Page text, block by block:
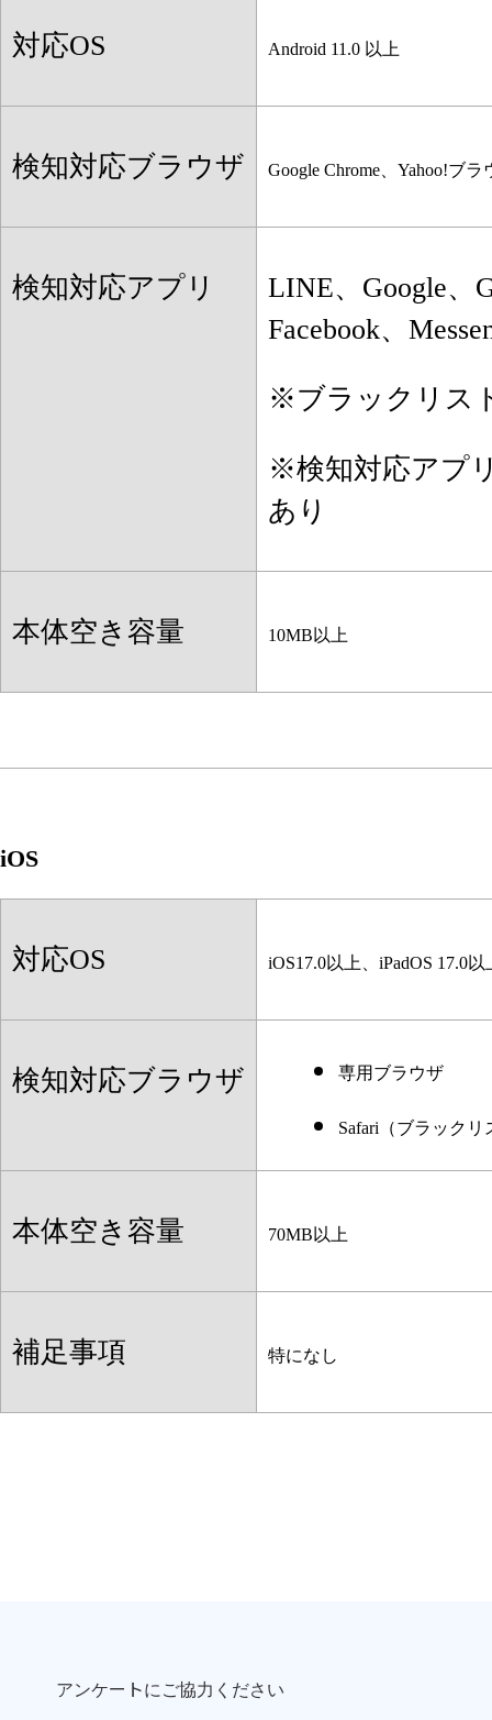
対応OS Android 11.0 以上
検知対応ブラウザ Google Chrome、Yahoo!ブラ
検知対応アプリ
LINE、Google、
Facebook、
※ブラックリス
※検知対応アプ
あり
本体空き容量 10MB以上
iOS
対応OS iOS17.0以上、iPadOS 17.0以
検知対応ブラウザ 専用ブラウザ
Safari（ブラック
本体空き容量 70MB以上
補足事項 特になし
アンケートにご協力ください